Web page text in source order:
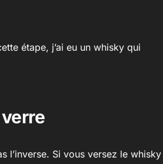
étape, j’ai eu un whisky qui
l’inverse. Si vous versez le whisky